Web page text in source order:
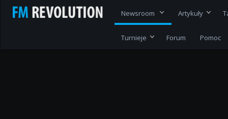
Newsroom Artykuły
Turnieje Forum Pomoc